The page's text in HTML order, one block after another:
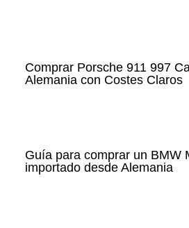
Comprar Porsche 911 997
Alemania con Costes Claros
Guía para comprar un BMW
importado desde Alemania